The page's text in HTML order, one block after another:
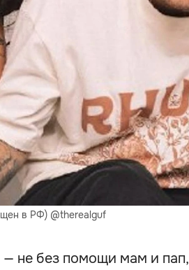
в РФ) @therealguf
— не без помощи мам и пап,